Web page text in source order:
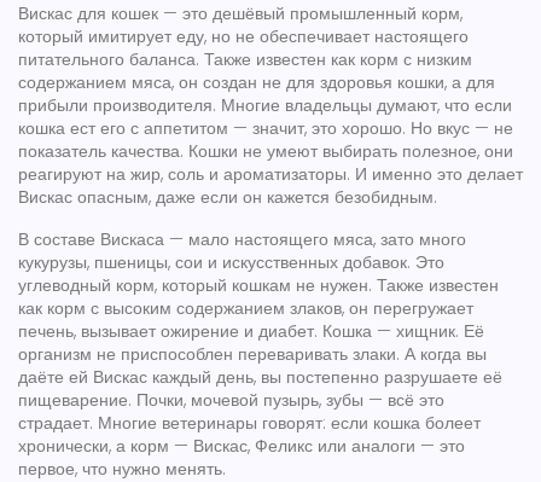
Вискас для кошек — это дешёвый промышленный корм,
который имитирует еду, но не обеспечивает настоящего
питательного баланса. Также известен как корм с низким
содержанием мяса, он создан не для здоровья кошки, а для
прибыли производителя. Многие владельцы думают, что если
кошка ест его с аппетитом — значит, это хорошо. Но вкус — не
показатель качества. Кошки не умеют выбирать полезное, они
реагируют на жир, соль и ароматизаторы. И именно это делает
Вискас опасным, даже если он кажется безобидным.
В составе Вискаса — мало настоящего мяса, зато много
кукурузы, пшеницы, сои и искусственных добавок. Это
углеводный корм, который кошкам не нужен. Также известен
как корм с высоким содержанием злаков, он перегружает
печень, вызывает ожирение и диабет. Кошка — хищник. Её
организм не приспособлен переваривать злаки. А когда вы
даёте ей Вискас каждый день, вы постепенно разрушаете её
пищеварение. Почки, мочевой пузырь, зубы — всё это
страдает. Многие ветеринары говорят: если кошка болеет
хронически, а корм — Вискас, Феликс или аналоги — это
первое, что нужно менять.